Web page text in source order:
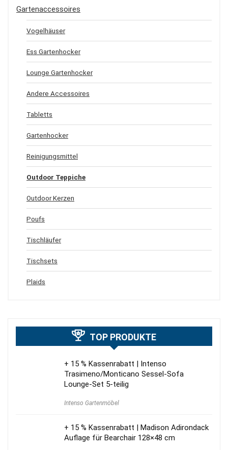
Gartenaccessoires
Vogelhäuser
Ess Gartenhocker
Lounge Gartenhocker
Andere Accessoires
Tabletts
Gartenhocker
Reinigungsmittel
Outdoor Teppiche
Outdoor Kerzen
Poufs
Tischläufer
Tischsets
Plaids
TOP PRODUKTE
+ 15 % Kassenrabatt | Intenso
Trasimeno/Monticano Sessel-Sofa
Lounge-Set 5-teilig
Intenso Gartenmöbel
+ 15 % Kassenrabatt | Madison Adirondack
Auflage für Bearchair 128×48 cm